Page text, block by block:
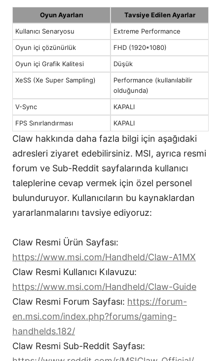
Oyun Ayarları Tavsiye Edilen Ayarlar
Kullanıcı Senaryosu Extreme Performance
Oyun içi çözünürlük FHD (1920*1080)
Oyun içi Grafik Kalitesi Düşük
XeSS (Xe Super Sampling)
Performance (kullanılabilir
olduğunda)
V-Sync KAPALI
FPS Sınırlandırması KAPALI
Claw hakkında daha fazla bilgi için aşağıdaki
adresleri ziyaret edebilirsiniz. MSI, ayrıca resmi
forum ve Sub-Reddit sayfalarında kullanıcı
taleplerine cevap vermek için özel personel
bulunduruyor. Kullanıcıların bu kaynaklardan
yararlanmalarını tavsiye ediyoruz:
Claw Resmi Ürün Sayfası:
https://www.msi.com/Handheld/Claw-A1MX
Claw Resmi Kullanıcı Kılavuzu:
https://www.msi.com/Handheld/Claw-Guide
Claw Resmi Forum Sayfası: https://forum-
en.msi.com/index.php?forums/gaming-
handhelds.182/
Claw Resmi Sub-Reddit Sayfası: